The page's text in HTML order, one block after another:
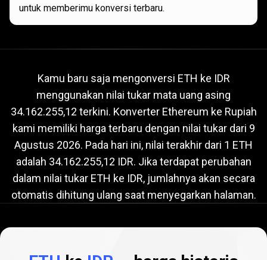
untuk memberimu konversi terbaru.
tukar
ETH
ke
IDR
saat
ini
Nilai tukar ETH ke IDR saat ini
Kamu baru saja mengonversi ETH ke IDR
menggunakan nilai tukar mata uang asing
34.162.255,12 terkini. Konverter Ethereum ke Rupiah
kami memiliki harga terbaru dengan nilai tukar dari 9
Agustus 2026. Pada hari ini, nilai terakhir dari 1 ETH
adalah 34.162.255,12 IDR. Jika terdapat perubahan
dalam nilai tukar ETH ke IDR, jumlahnya akan secara
otomatis dihitung ulang saat menyegarkan halaman.